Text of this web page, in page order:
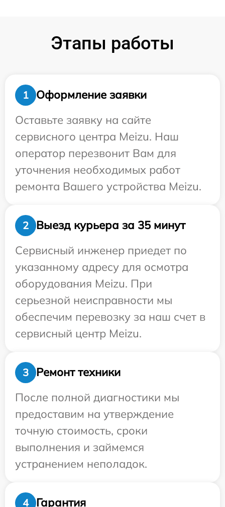
Этапы работы
1
Оформление заявки
Оставьте заявку на сайте
сервисного центра Meizu. Наш
оператор перезвонит Вам для
уточнения необходимых работ
ремонта Вашего устройства Meizu.
2
Выезд курьера за 35 минут
Сервисный инженер приедет по
указанному адресу для осмотра
оборудования Meizu. При
серьезной неисправности мы
обеспечим перевозку за наш счет в
сервисный центр Meizu.
3
Ремонт техники
После полной диагностики мы
предоставим на утверждение
точную стоимость, сроки
выполнения и займемся
устранением неполадок.
4 Гарантия